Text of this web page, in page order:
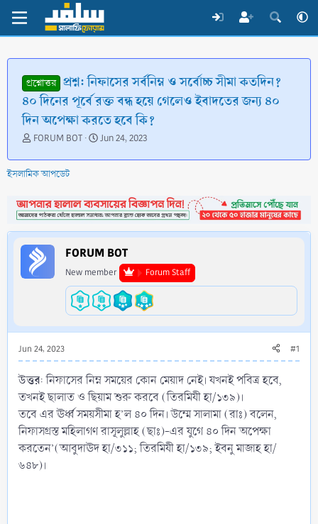
প্রশ্নোত্তর প্রশ্ন: নিফাসের সর্বনিম্ন ও সর্বোচ্চ সীমা কতদিন?
৪০ দিনের পূর্বে রক্ত বন্ধ হয়ে গেলেও ইবাদতের জন্য ৪০
দিন অপেক্ষা করতে হবে কি?
T
r
e
d
s
t
a
r
t
FORUM BOT
S
a
d
a
t
e
Jun 24, 2023
ইসলামিক আপডেট
FORUM BOT
New member Forum Staff
Jun 24, 2023 #1
উত্তর: নিফাসের নিম্ন সময়ের কোন মেয়াদ নেই। যখনই পবিত্র হবে,
তখনই ছালাত ও ছিয়াম শুরু করবে (তিরমিযী হা/১৩৯)।
তবে এর ঊর্ধ্ব সময়সীমা হ’ল ৪০ দিন। উম্মে সালামা (রাঃ) বলেন,
নিফাসগ্রস্ত মহিলাগণ রাসূলুল্লাহ (ছাঃ)-এর যুগে ৪০ দিন অপেক্ষা
করতেন’(আবুদাঊদ হা/৩১১; তিরমিযী হা/১৩৯; ইবনু মাজাহ হা/
৬৪৮)।